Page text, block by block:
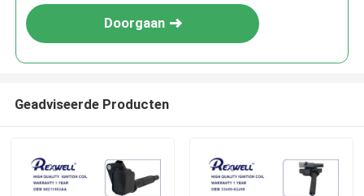
Doorgaan
Geadviseerde Producten